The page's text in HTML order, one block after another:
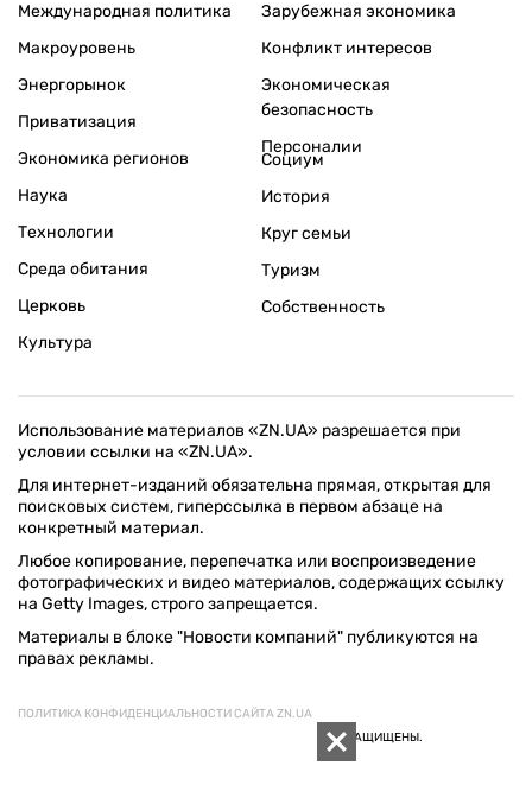
Международная политика
Макроуровень
Энергорынок
Приватизация
Экономика регионов
Зарубежная экономика
Конфликт интересов
Экономическая
безопасность
Персоналии
Наука
Технологии
Среда обитания
Церковь
Культура
Социум
История
Круг семьи
Туризм
Собственность
Использование материалов «ZN.UA» разрешается при
условии ссылки на «ZN.UA».
Для интернет-изданий обязательна прямая, открытая для
поисковых систем, гиперссылка в первом абзаце на
конкретный материал.
Любое копирование, перепечатка или воспроизведение
фотографических и видео материалов, содержащих ссылку
на Getty Images, строго запрещается.
Материалы в блоке "Новости компаний" публикуются на
правах рекламы.
ПОЛИТИКА КОНФИДЕНЦИАЛЬНОСТИ САЙТА ZN.UA
© 1994–2026 «ЗЕРКАЛО НЕДЕЛИ. УКРАИНА». ВСЕ ПРАВА ЗАЩИЩЕНЫ.